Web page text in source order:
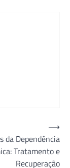
da Dependência
Tratamento e
Recuperação
⟶